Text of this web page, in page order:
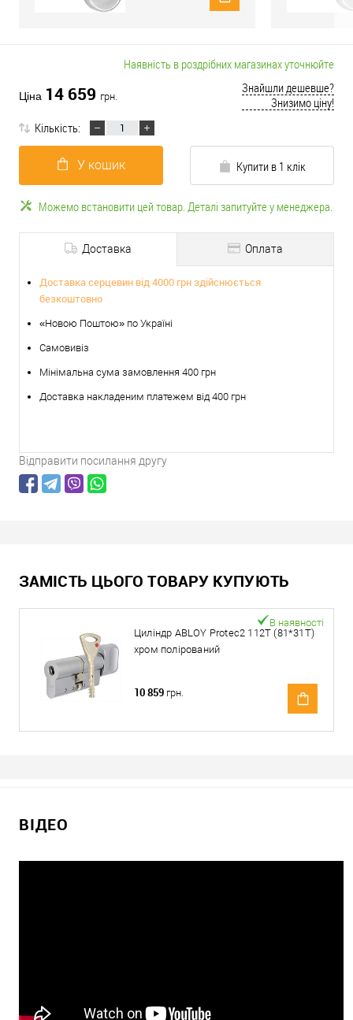
хром полірований
Наявність в роздрібних магазинах уточнюйте
Ціна 14 659 грн.
Знайшли дешевше?
Знизимо ціну!
Кількість:
У кошик Купити в 1 клік
Можемо встановити цей товар. Деталі запитуйте у менеджера.
Доставка Оплата
Доставка серцевин від 4000 грн здійснюється
безкоштовно
«Новою Поштою» по Україні
Самовивіз
Мінімальна сума замовлення 400 грн
Доставка накладеним платежем від 400 грн
Відправити посилання другу
ЗАМІСТЬ ЦЬОГО ТОВАРУ КУПУЮТЬ
Циліндр ABLOY Protec2 112T (81*31T)
хром полірований
В наявності
10 859 грн.
ВІДЕО